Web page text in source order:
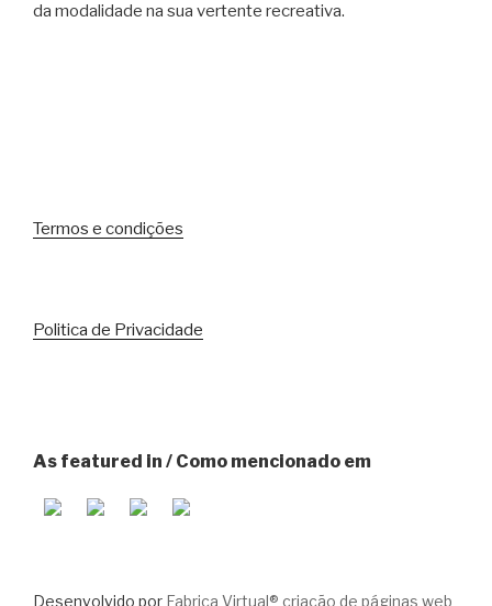
da modalidade na sua vertente recreativa.
Termos e condições
Politica de Privacidade
As featured in / Como mencionado em
Desenvolvido por Fabrica Virtual® criação de páginas web